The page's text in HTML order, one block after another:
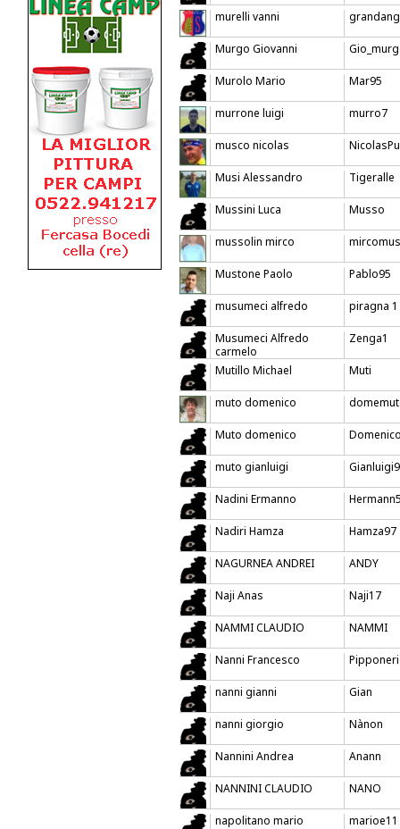
murelli vanni
Murgo Giovanni
Murolo Mario Mar95
murrone luigi murro7
musco nicolas
Musi Alessandro Tigeralle
Mussini Luca Musso
mussolin mirco
Mustone Paolo Pablo95
musumeci alfredo piragna 1
Musumeci Alfredo
carmelo
Zenga1
Mutillo Michael Muti
muto domenico
Muto domenico
muto gianluigi
Nadini Ermanno
Nadiri Hamza Hamza97
NAGURNEA ANDREI ANDY
Naji Anas Naji17
NAMMI CLAUDIO NAMMI
Nanni Francesco Pipponeri
nanni gianni Gian
nanni giorgio Nànon
Nannini Andrea Anann
NANNINI CLAUDIO NANO
napolitano mario marioe11